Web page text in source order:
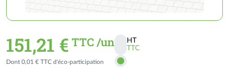
151,21 € TTC /un
Activer
les
HT
TTC
Dont 0,01 € TTC d'éco-participation